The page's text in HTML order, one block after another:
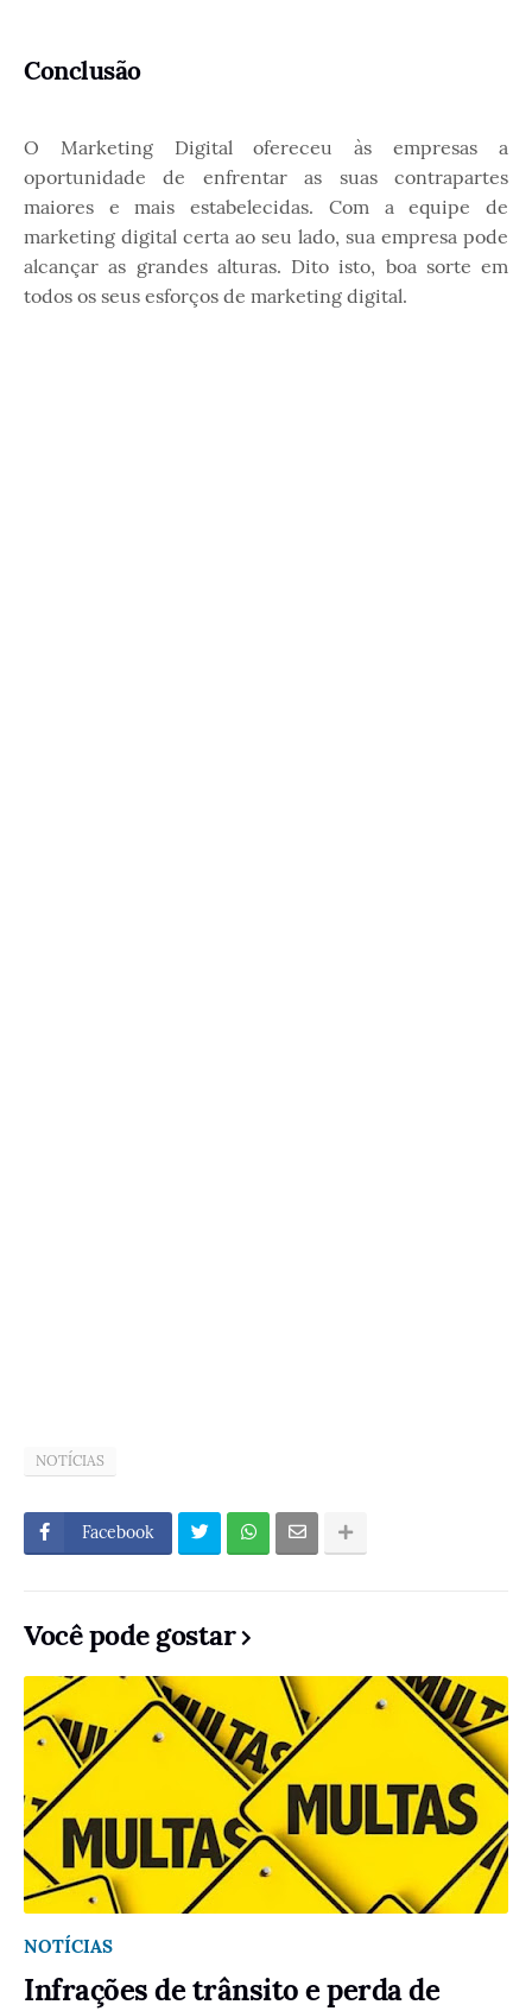
Conclusão
O Marketing Digital ofereceu às empresas a
oportunidade de enfrentar as suas contrapartes
maiores e mais estabelecidas. Com a equipe de
marketing digital certa ao seu lado, sua empresa pode
alcançar as grandes alturas. Dito isto, boa sorte em
todos os seus esforços de marketing digital.
NOTÍCIAS
Facebook
Você pode gostar
NOTÍCIAS
Infrações de trânsito e perda de